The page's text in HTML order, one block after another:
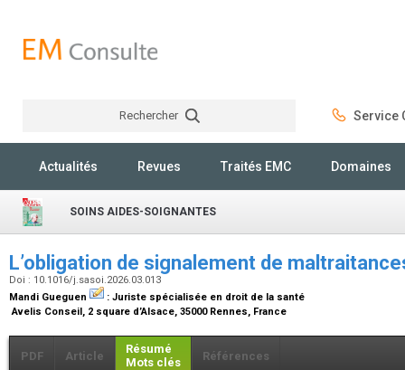
Rechercher Service
Actualités Revues Traités EMC Domaines
SOINS AIDES-SOIGNANTES
L’obligation de signalement de
Doi : 10.1016/j.sasoi.2026.03.013
Mandi Gueguen
: Juriste spécialisée en droit de la santé
Avelis Conseil, 2 square d’Alsace, 35000 Rennes, France
PDF Article
Résumé
Mots clés
Références